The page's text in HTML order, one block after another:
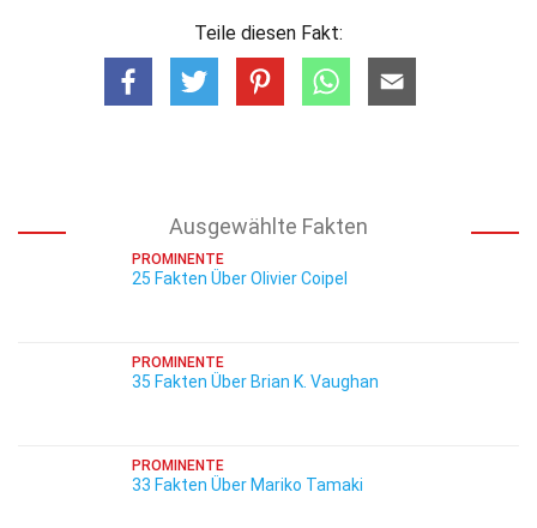
Teile diesen Fakt:
Ausgewählte Fakten
PROMINENTE
25 Fakten Über Olivier Coipel
PROMINENTE
35 Fakten Über Brian K. Vaughan
PROMINENTE
33 Fakten Über Mariko Tamaki